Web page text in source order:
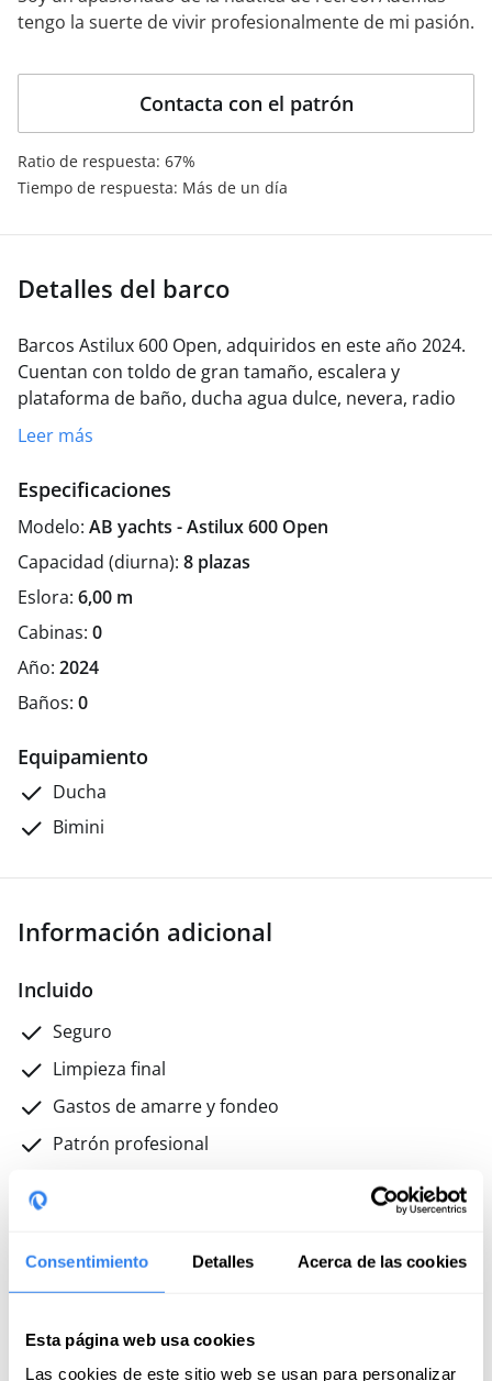
Consentimiento Detalles Acerca de las cookies
Esta página web usa cookies
Las cookies de este sitio web se usan para personalizar
tengo la suerte de vivir profesionalmente de mi pasión.
Contacta con el patrón
Ratio de respuesta: 67%
Tiempo de respuesta: Más de un día
Detalles del barco
Barcos Astilux 600 Open, adquiridos en este año 2024.
Cuentan con toldo de gran tamaño, escalera y
plataforma de baño, ducha agua dulce, nevera, radio
con USB y altavoces en bañera, colchonetas y mesa en
proa convertible en un gran solárium.
Leer más
Especificaciones
Modelo: AB yachts - Astilux 600 Open
Capacidad (diurna): 8 plazas
Eslora: 6,00 m
Cabinas: 0
Año: 2024
Baños: 0
Equipamiento
Ducha
Bimini
Información adicional
Incluido
Seguro
Limpieza final
Gastos de amarre y fondeo
Patrón profesional
Métodos de pago
Tarjeta de crédito/débito